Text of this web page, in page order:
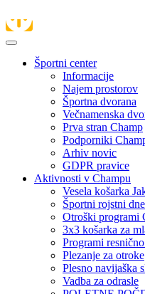
Športni center
Informacije
Najem prostorov
Športna dvorana
Večnamenska
Prva stran Champ
Podporniki
Arhiv novic
GDPR pravice
Aktivnosti v Champu
Vesela košarka
Športni rojstni
Otroški programi
3x3 košarka za
Programi
Plezanje za otroke
Plesno navijaška
Vadba za odrasle